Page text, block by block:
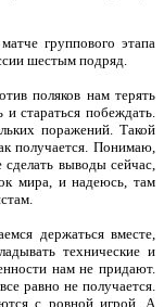
группового этапа
шестым подряд.
поляков нам терять
стараться побеждать.
поражений. Такой
получается. Понимаю,
выводы сейчас,
мира, и надеюсь, там
держаться вместе,
технические и
нам не придают.
равно не получается.
с ровной игрой. А